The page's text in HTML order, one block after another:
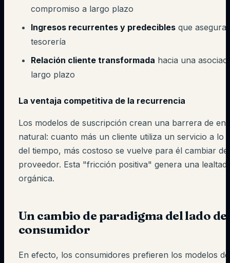
compromiso a largo plazo
Ingresos recurrentes y predecibles que
tesorería
Relación cliente transformada hacia una
largo plazo
La ventaja competitiva de la recurrencia
Los modelos de suscripción crean una barrera de
natural: cuanto más un cliente utiliza un servicio a lo
del tiempo, más costoso se vuelve para él cambiar de
proveedor. Esta "fricción positiva" genera una lealtad
orgánica.
Un cambio de paradigma del lado del
consumidor
En efecto, los consumidores prefieren los modelos de